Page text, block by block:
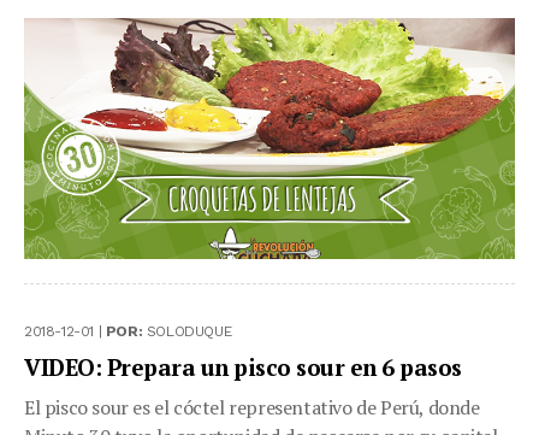
2018-12-01 | POR: SOLODUQUE
VIDEO: Prepara un pisco sour en 6 pasos
El pisco sour es el cóctel representativo de Perú, donde